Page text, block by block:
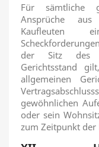
Für sämtliche
Ansprüche
Kaufleuten
der Sitz des
Gerichtsstand
allgemeinen
gewöhnlichen
oder sein
zum Zeitpunkt der